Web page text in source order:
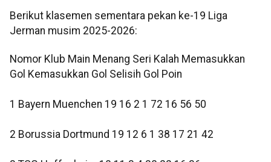
Berikut klasemen sementara pekan ke-19 Liga
Jerman musim 2025-2026:
Nomor Klub Main Menang Seri Kalah Memasukkan
Gol Kemasukkan Gol Selisih Gol Poin
1 Bayern Muenchen 19 16 2 1 72 16 56 50
2 Borussia Dortmund 19 12 6 1 38 17 21 42